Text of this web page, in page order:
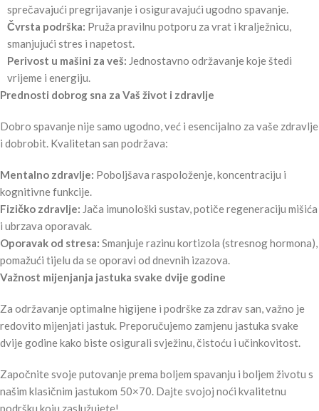
sprečavajući pregrijavanje i osiguravajući ugodno spavanje.
Čvrsta podrška: Pruža pravilnu potporu za vrat i kralježnicu,
smanjujući stres i napetost.
Perivost u mašini za veš: Jednostavno održavanje koje štedi
vrijeme i energiju.
Prednosti dobrog sna za Vaš život i zdravlje
Dobro spavanje nije samo ugodno, već i esencijalno za vaše zdravlje
i dobrobit. Kvalitetan san podržava:
Mentalno zdravlje: Poboljšava raspoloženje, koncentraciju i
kognitivne funkcije.
Fizičko zdravlje: Jača imunološki sustav, potiče regeneraciju mišića
i ubrzava oporavak.
Oporavak od stresa: Smanjuje razinu kortizola (stresnog hormona),
pomažući tijelu da se oporavi od dnevnih izazova.
Važnost mijenjanja jastuka svake dvije godine
Za održavanje optimalne higijene i podrške za zdrav san, važno je
redovito mijenjati jastuk. Preporučujemo zamjenu jastuka svake
dvije godine kako biste osigurali svježinu, čistoću i učinkovitost.
Započnite svoje putovanje prema boljem spavanju i boljem životu s
našim klasičnim jastukom 50×70. Dajte svojoj noći kvalitetnu
podršku koju zaslužujete!